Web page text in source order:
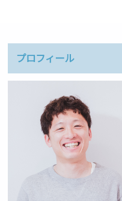
プロフィール